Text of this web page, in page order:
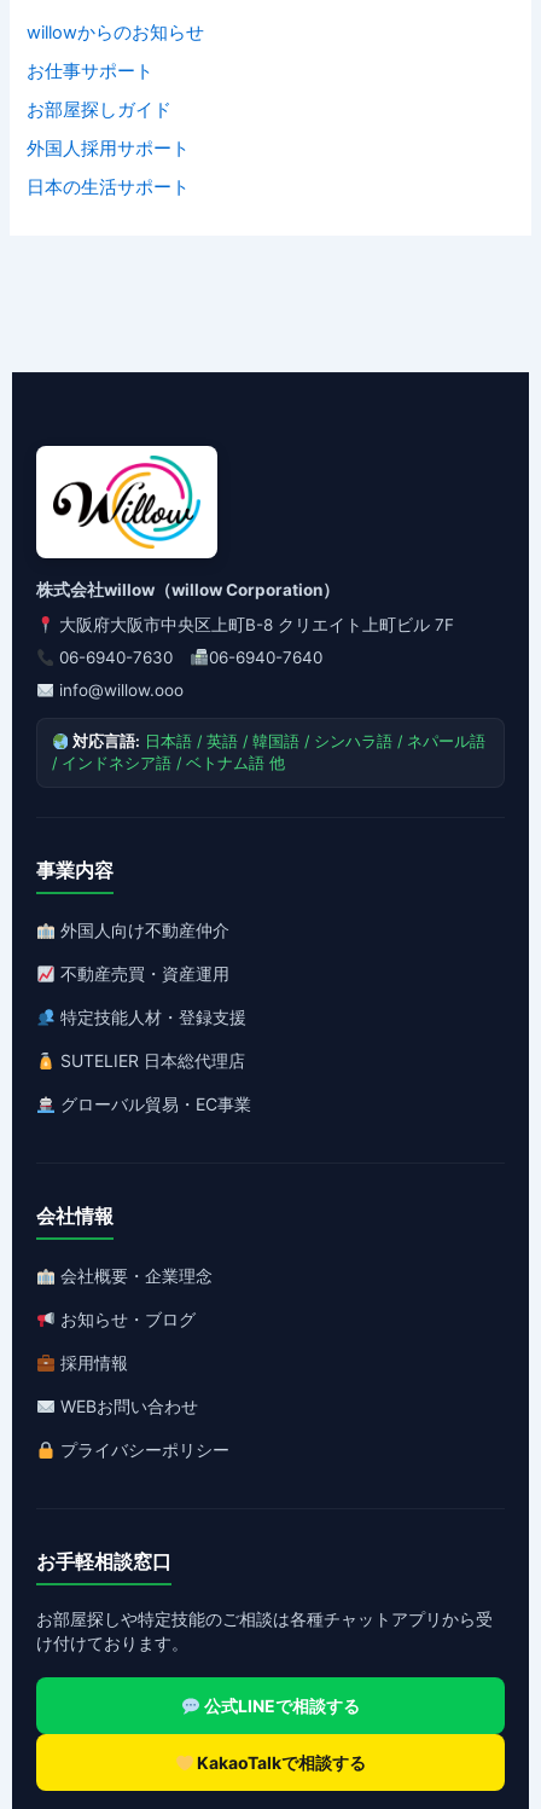
willowからのお知らせ
お仕事サポート
お部屋探しガイド
外国人採用サポート
日本の生活サポート
株式会社willow（willow Corporation）
大阪府大阪市中央区上町B-8 クリエイト上町ビル 7F
06-6940-7630
06-6940-7640
info@willow.ooo
対応言語: 日本語 / 英語 / 韓国語 / シンハラ語 / ネパール語
/ インドネシア語 / ベトナム語 他
事業内容
外国人向け不動産仲介
不動産売買・資産運用
特定技能人材・登録支援
SUTELIER 日本総代理店
グローバル貿易・EC事業
会社情報
会社概要・企業理念
お知らせ・ブログ
採用情報
WEBお問い合わせ
プライバシーポリシー
お手軽相談窓口
お部屋探しや特定技能のご相談は各種チャットアプリから受
け付けております。
公式LINEで相談する
KakaoTalkで相談する